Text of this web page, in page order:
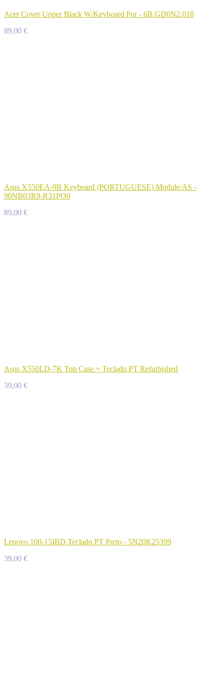
Acer Cover Upper Black W/Keyboard Por - 6B.GD0N2.018
89,00 €
Asus X550EA-9B Keyboard (PORTUGUESE) Module/AS -
90NB03R9-R31PO0
89,00 €
Asus X550LD-7K Top Case + Teclado PT Refurbished
39,00 €
Lenovo 100-15IBD Teclado PT Preto - 5N20K25399
39,00 €